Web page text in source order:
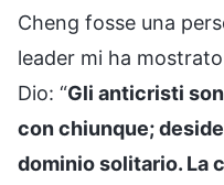
Cheng fosse una
leader mi ha
Dio: “Gli anticristi
con chiunque;
dominio solitario. La